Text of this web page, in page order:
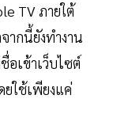
TV ภายใต้
ากนี้ยังทำงาน
อเข้าเว็บไซต์
ใช้เพียงแค่